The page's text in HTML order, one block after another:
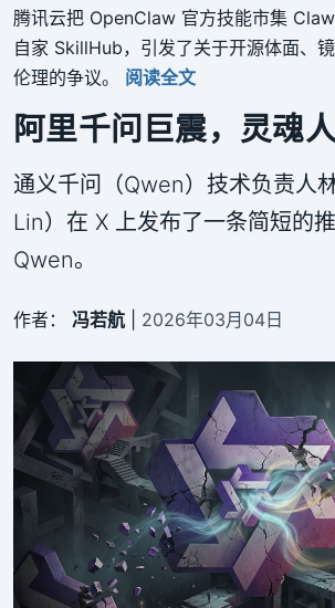
腾讯云把 OpenClaw 官方技能市集
自家 SkillHub，引发了关于开源体面、
伦理的争议。 阅读全文
阿里千问巨震，灵魂
通义千问（Qwen）技术负责人
Lin）在 X 上发布了一条简短的
Qwen。
作者： 冯若航 2026年03月04日